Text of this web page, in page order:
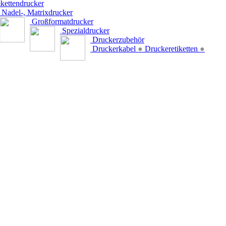
Nadel-, Matrixdrucker
Großformatdrucker
Spezialdrucker
Druckerzubehör
Druckerkabel ● Druckeretiketten ●